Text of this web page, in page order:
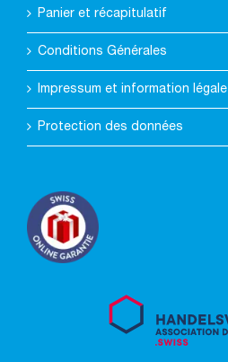
Panier et récapitulatif
Conditions Générales
Impressum et information légale
Protection des données